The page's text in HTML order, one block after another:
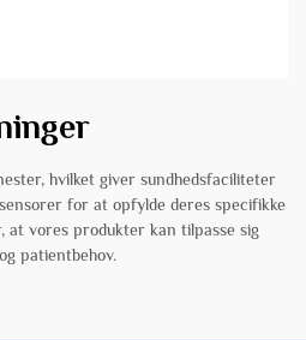
hvilket giver sundhedsfaciliteter
for at opfylde deres specifikke
at vores produkter kan tilpasse sig
patientbehov.